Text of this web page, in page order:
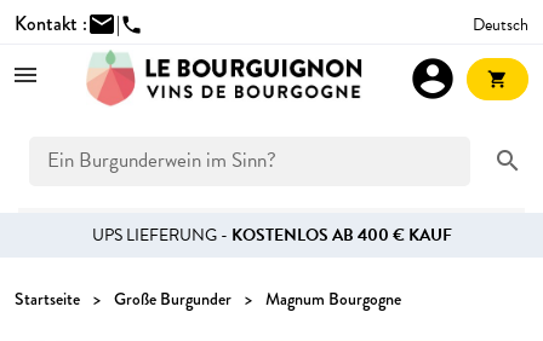
Kontakt :mail|phone Deutsch
search
account_circle shopping_cart
UPS LIEFERUNG - KOSTENLOS AB 400 € KAUF
Startseite Große Burgunder Magnum Bourgogne